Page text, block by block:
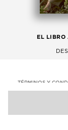
EL
TÉRMINOS Y